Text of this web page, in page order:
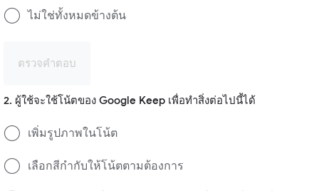
ไม่ใช่ทั้งหมดข้างต้น
ตรวจคำตอบ
2. ผู้ใช้จะใช้โน้ตของ Google Keep เพื่อทำสิ่งต่อไปนี้ได้
เพิ่มรูปภาพในโน้ต
เลือกสีกำกับให้โน้ตตามต้องการ